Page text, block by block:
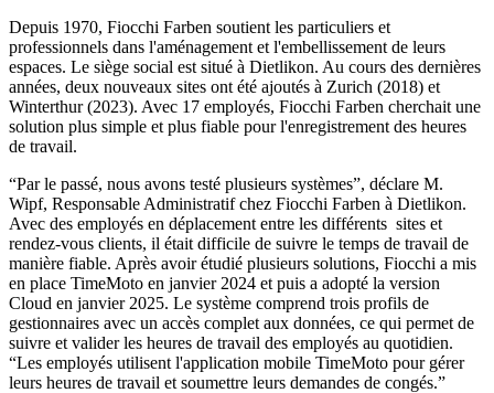
Depuis 1970, Fiocchi Farben soutient les particuliers et
professionnels dans l'aménagement et l'embellissement de leurs
espaces. Le siège social est situé à Dietlikon. Au cours des dernières
années, deux nouveaux sites ont été ajoutés à Zurich (2018) et
Winterthur (2023). Avec 17 employés, Fiocchi Farben cherchait une
solution plus simple et plus fiable pour l'enregistrement des heures
de travail.
“Par le passé, nous avons testé plusieurs systèmes”, déclare M.
Wipf, Responsable Administratif chez Fiocchi Farben à Dietlikon.
Avec des employés en déplacement entre les différents sites et
rendez-vous clients, il était difficile de suivre le temps de travail de
manière fiable. Après avoir étudié plusieurs solutions, Fiocchi a mis
en place TimeMoto en janvier 2024 et puis a adopté la version
Cloud en janvier 2025. Le système comprend trois profils de
gestionnaires avec un accès complet aux données, ce qui permet de
suivre et valider les heures de travail des employés au quotidien.
“Les employés utilisent l'application mobile TimeMoto pour gérer
leurs heures de travail et soumettre leurs demandes de congés.”